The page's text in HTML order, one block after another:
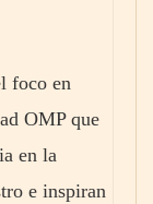
foco en
OMP que
en la
e inspiran